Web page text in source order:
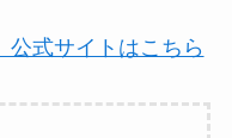
公式サイトはこちら